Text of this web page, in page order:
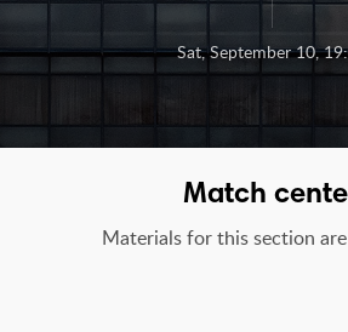
Sat, September 10,
Match
Materials for this section